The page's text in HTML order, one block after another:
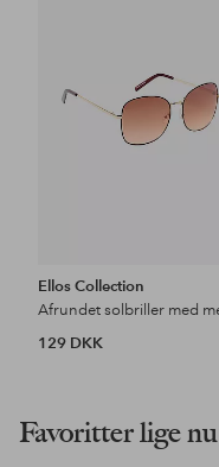
Ellos Collection
129 DKK
Favoritter lige nu